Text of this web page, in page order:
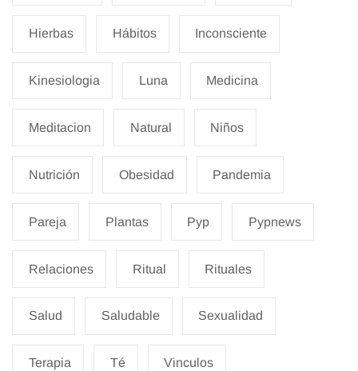
Hierbas Hábitos Inconsciente
Kinesiologia Luna Medicina
Meditacion Natural Niños
Nutrición Obesidad Pandemia
Pareja Plantas Pyp Pypnews
Relaciones Ritual Rituales
Salud Saludable Sexualidad
Terapia Té Vinculos